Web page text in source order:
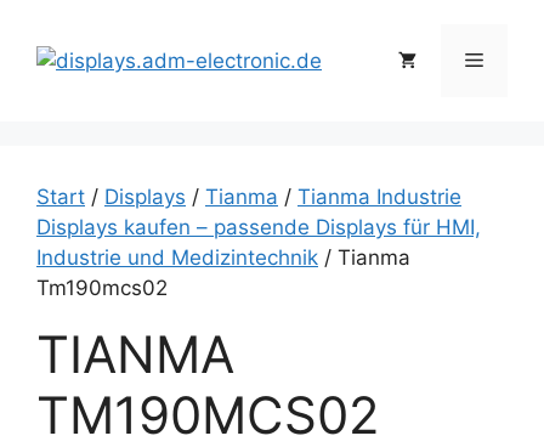
Inhalt
springen
Menü
Start / Displays / Tianma / Tianma Industrie
Displays kaufen – passende Displays für HMI,
Industrie und Medizintechnik / Tianma
Tm190mcs02
TIANMA
TM190MCS02